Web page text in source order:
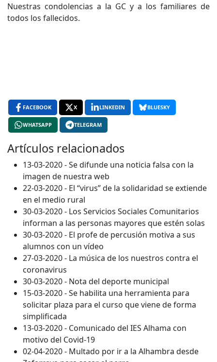
Nuestras condolencias a la GC y a los familiares de
todos los fallecidos.
FACEBOOK X LINKEDIN BLUESKY
WHATSAPP TELEGRAM
Artículos relacionados
13-03-2020 - Se difunde una noticia falsa con la
imagen de nuestra web
22-03-2020 - El “virus” de la solidaridad se extiende
en el medio rural
30-03-2020 - Los Servicios Sociales Comunitarios
informan a las personas mayores que estén solas
30-03-2020 - El profe de percusión motiva a sus
alumnos con un vídeo
27-03-2020 - La música de los nuestros contra el
coronavirus
30-03-2020 - Nota del deporte municipal
15-03-2020 - Se habilita una herramienta para
solicitar plaza para el curso que viene de forma
simplificada
13-03-2020 - Comunicado del IES Alhama con
motivo del Covid-19
02-04-2020 - Multado por ir a la Alhambra desde